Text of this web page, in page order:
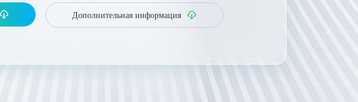
Дополнительная информация